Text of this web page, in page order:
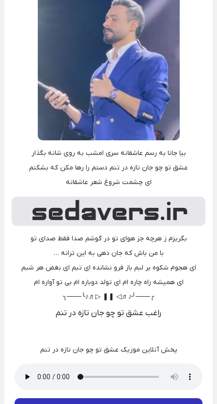
بیا جانا به رسم عاشقانه سری امشب به روی شانه بگذار
عشق تو چو جان تازه در تنم دستم را رها مکن که بشکنم
ای چشمت شروغ شعر عاشقانه
بگریزم ز هرچه جز هوای تو در گوشم صدا فقط صدای تو
با من باش که جان دهی به این ترانه …
ای هجوم شکوه بر لبم باز فرو نشانده ای تبم ای بغض هر شبم
ای همیشه راه چاره ام ای تولد دوباره ام بی تو آواره ام
╭───╯♪♬◁ ❚❚ ▷♬♪╰───╮
راغب عشق تو چو جان تازه در تنم
پخش آنلاین موزیک عشق تو چو جان تازه در تنم